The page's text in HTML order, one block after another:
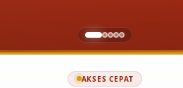
AKSES CEPAT